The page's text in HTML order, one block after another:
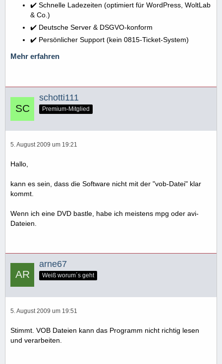
✔️ Schnelle Ladezeiten (optimiert für WordPress, WoltLab
& Co.)
✔️ Deutsche Server & DSGVO-konform
✔️ Persönlicher Support (kein 0815-Ticket-System)
Mehr erfahren
schotti111
Premium-Mitglied
5. August 2009 um 19:21
Hallo,
kann es sein, dass die Software nicht mit der "vob-Datei" klar
kommt.
Wenn ich eine DVD bastle, habe ich meistens mpg oder avi-
Dateien.
arne67
Weiß worum´s geht
5. August 2009 um 19:51
Stimmt. VOB Dateien kann das Programm nicht richtig lesen
und verarbeiten.